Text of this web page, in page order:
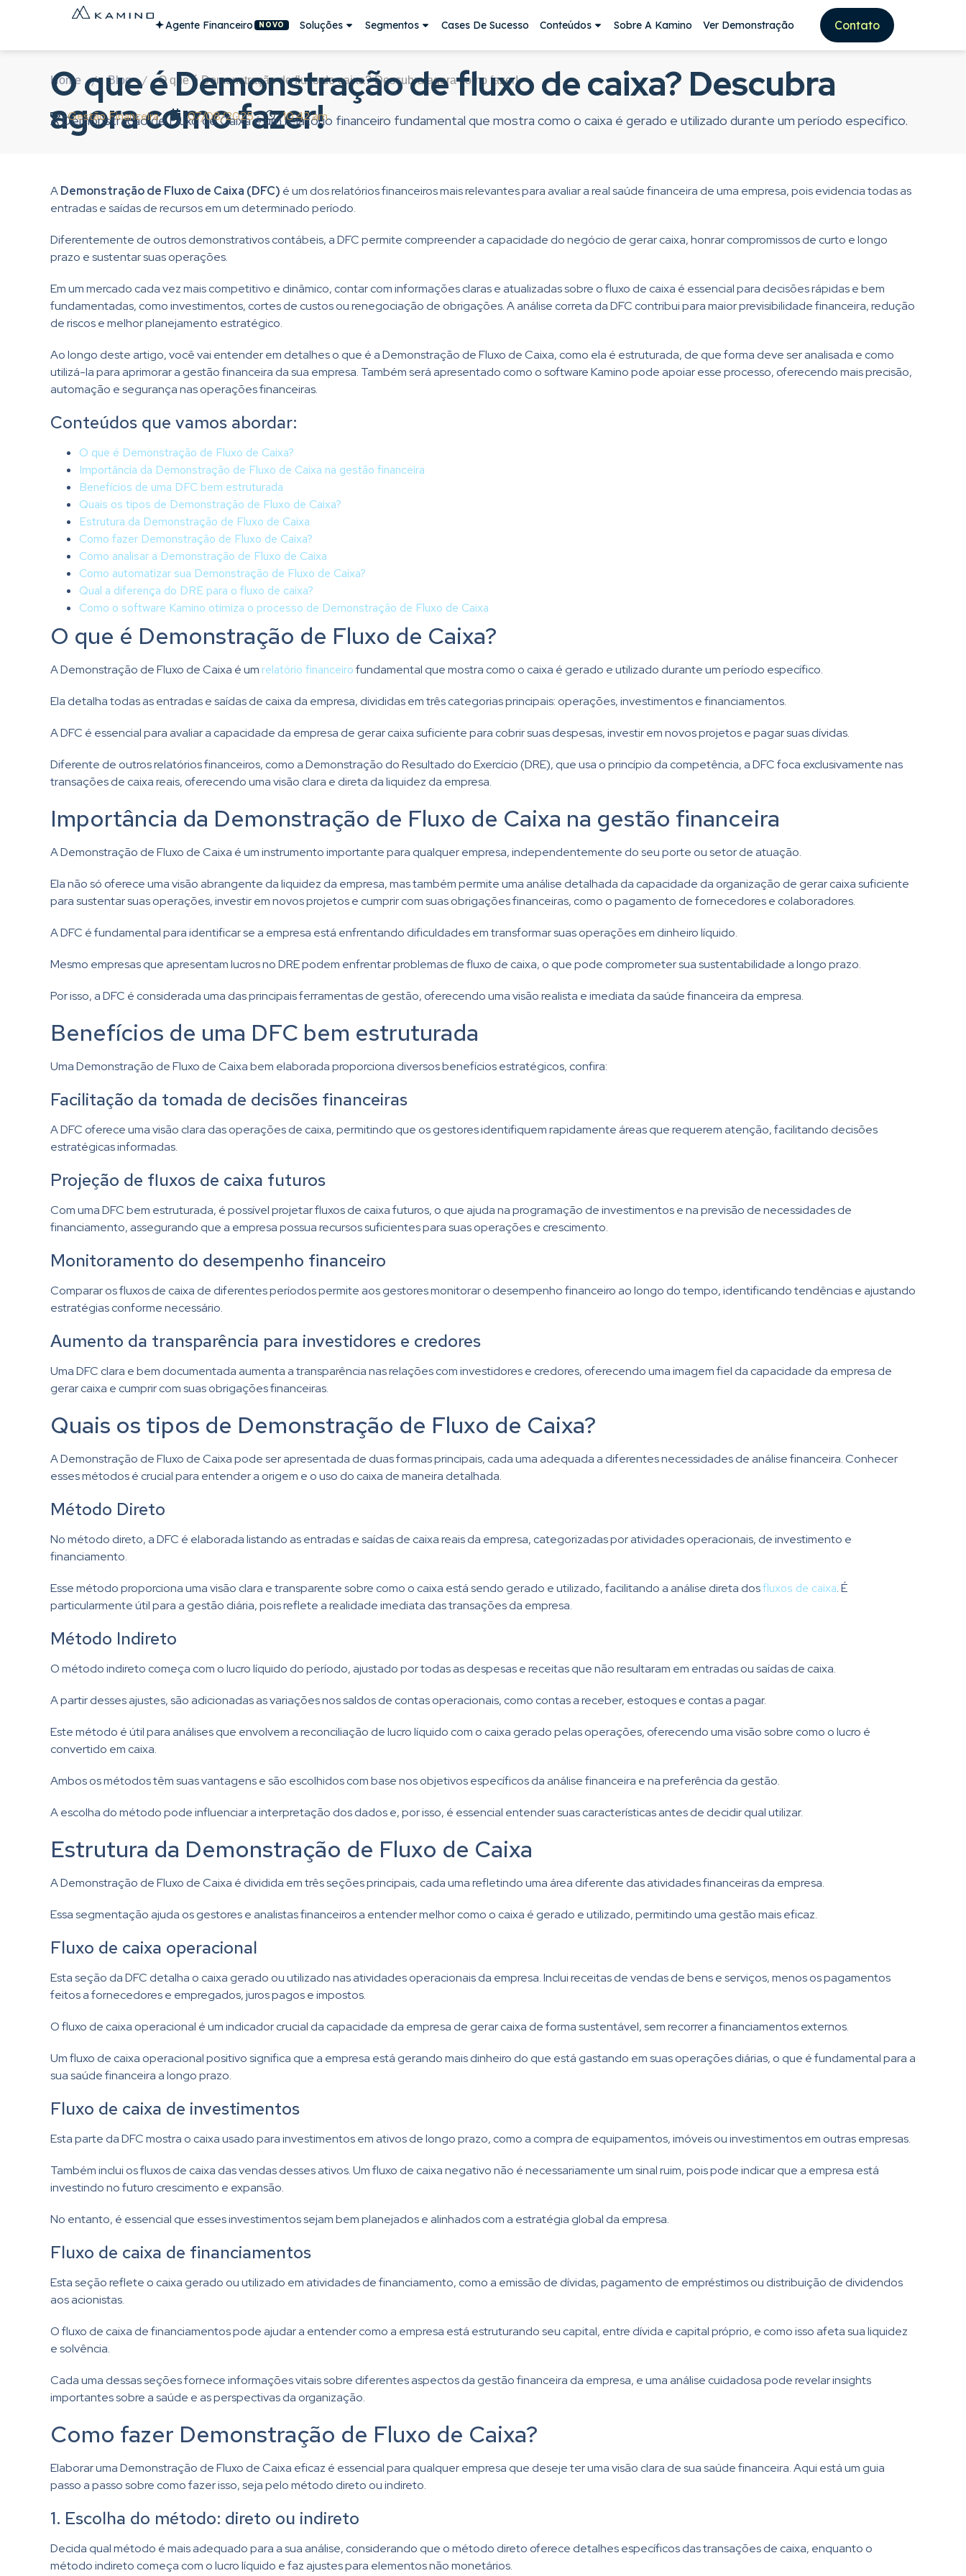
Agente Financeiro NOVO Soluções Segmentos Cases De Sucesso Conteúdos Sobre A Kamino Ver Demonstração Contato
Home / Blog / O que é Demonstração de fluxo de caixa? Descubra agora como fazer!
O que é Demonstração de fluxo de caixa? Descubra
agora como fazer!
A Demonstração de Fluxo de Caixa é um relatório financeiro fundamental que mostra como o caixa é gerado e utilizado durante um período específico.
Gestão Financeira 07/08/2025 10:42 am
ADemonstração de Fluxo de Caixa (DFC) é um dos relatórios financeiros mais relevantes para avaliar a real saúde financeira de uma empresa, pois evidencia todas as
entradas e saídas de recursos em um determinado período.
Diferentemente de outros demonstrativos contábeis, a DFC permite compreender a capacidade do negócio de gerar caixa, honrar compromissos de curto e longo
prazo e sustentar suas operações.
Em um mercado cada vez mais competitivo e dinâmico, contar com informações claras e atualizadas sobre o fluxo de caixa é essencial para decisões rápidas e bem
fundamentadas, como investimentos, cortes de custos ou renegociação de obrigações. A análise correta da DFC contribui para maior previsibilidade financeira, redução
de riscos e melhor planejamento estratégico.
Ao longo deste artigo, você vai entender em detalhes o que é a Demonstração de Fluxo de Caixa, como ela é estruturada, de que forma deve ser analisada e como
utilizá-la para aprimorar a gestão financeira da sua empresa. Também será apresentado como o software Kamino pode apoiar esse processo, oferecendo mais precisão,
automação e segurança nas operações financeiras.
Conteúdos que vamos abordar:
O que é Demonstração de Fluxo de Caixa?
Importância da Demonstração de Fluxo de Caixa na gestão financeira
Benefícios de uma DFC bem estruturada
Quais os tipos de Demonstração de Fluxo de Caixa?
Estrutura da Demonstração de Fluxo de Caixa
Como fazer Demonstração de Fluxo de Caixa?
Como analisar a Demonstração de Fluxo de Caixa
Como automatizar sua Demonstração de Fluxo de Caixa?
Qual a diferença do DRE para o fluxo de caixa?
Como o software Kamino otimiza o processo de Demonstração de Fluxo de Caixa
O que é Demonstração de Fluxo de Caixa?
A Demonstração de Fluxo de Caixa é um relatório financeirofundamental que mostra como o caixa é gerado e utilizado durante um período específico.
Ela detalha todas as entradas e saídas de caixa da empresa, divididas em três categorias principais: operações, investimentos e financiamentos.
A DFC é essencial para avaliar a capacidade da empresa de gerar caixa suficiente para cobrir suas despesas, investir em novos projetos e pagar suas dívidas.
Diferente de outros relatórios financeiros, como a Demonstração do Resultado do Exercício (DRE), que usa o princípio da competência, a DFC foca exclusivamente nas
transações de caixa reais, oferecendo uma visão clara e direta da liquidez da empresa.
Importância da Demonstração de Fluxo de Caixa na gestão financeira
A Demonstração de Fluxo de Caixa é um instrumento importante para qualquer empresa, independentemente do seu porte ou setor de atuação.
Ela não só oferece uma visão abrangente da liquidez da empresa, mas também permite uma análise detalhada da capacidade da organização de gerar caixa suficiente
para sustentar suas operações, investir em novos projetos e cumprir com suas obrigações financeiras, como o pagamento de fornecedores e colaboradores.
A DFC é fundamental para identificar se a empresa está enfrentando dificuldades em transformar suas operações em dinheiro líquido.
Mesmo empresas que apresentam lucros no DRE podem enfrentar problemas de fluxo de caixa, o que pode comprometer sua sustentabilidade a longo prazo.
Por isso, a DFC é considerada uma das principais ferramentas de gestão, oferecendo uma visão realista e imediata da saúde financeira da empresa.
Benefícios de uma DFC bem estruturada
Uma Demonstração de Fluxo de Caixa bem elaborada proporciona diversos benefícios estratégicos, confira:
Facilitação da tomada de decisões financeiras
A DFC oferece uma visão clara das operações de caixa, permitindo que os gestores identifiquem rapidamente áreas que requerem atenção, facilitando decisões
estratégicas informadas.
Projeção de fluxos de caixa futuros
Com uma DFC bem estruturada, é possível projetar fluxos de caixa futuros, o que ajuda na programação de investimentos e na previsão de necessidades de
financiamento, assegurando que a empresa possua recursos suficientes para suas operações e crescimento.
Monitoramento do desempenho financeiro
Comparar os fluxos de caixa de diferentes períodos permite aos gestores monitorar o desempenho financeiro ao longo do tempo, identificando tendências e ajustando
estratégias conforme necessário.
Aumento da transparência para investidores e credores
Uma DFC clara e bem documentada aumenta a transparência nas relações com investidores e credores, oferecendo uma imagem fiel da capacidade da empresa de
gerar caixa e cumprir com suas obrigações financeiras.
Quais os tipos de Demonstração de Fluxo de Caixa?
A Demonstração de Fluxo de Caixa pode ser apresentada de duas formas principais, cada uma adequada a diferentes necessidades de análise financeira. Conhecer
esses métodos é crucial para entender a origem e o uso do caixa de maneira detalhada.
Método Direto
No método direto, a DFC é elaborada listando as entradas e saídas de caixa reais da empresa, categorizadas por atividades operacionais, de investimento e
financiamento.
Esse método proporciona uma visão clara e transparente sobre como o caixa está sendo gerado e utilizado, facilitando a análise direta dosfluxos de caixa. É
particularmente útil para a gestão diária, pois reflete a realidade imediata das transações da empresa.
Método Indireto
O método indireto começa com o lucro líquido do período, ajustado por todas as despesas e receitas que não resultaram em entradas ou saídas de caixa.
A partir desses ajustes, são adicionadas as variações nos saldos de contas operacionais, como contas a receber, estoques e contas a pagar.
Este método é útil para análises que envolvem a reconciliação de lucro líquido com o caixa gerado pelas operações, oferecendo uma visão sobre como o lucro é
convertido em caixa.
Ambos os métodos têm suas vantagens e são escolhidos com base nos objetivos específicos da análise financeira e na preferência da gestão.
A escolha do método pode influenciar a interpretação dos dados e, por isso, é essencial entender suas características antes de decidir qual utilizar.
Estrutura da Demonstração de Fluxo de Caixa
A Demonstração de Fluxo de Caixa é dividida em três seções principais, cada uma refletindo uma área diferente das atividades financeiras da empresa.
Essa segmentação ajuda os gestores e analistas financeiros a entender melhor como o caixa é gerado e utilizado, permitindo uma gestão mais eficaz.
Fluxo de caixa operacional
Esta seção da DFC detalha o caixa gerado ou utilizado nas atividades operacionais da empresa. Inclui receitas de vendas de bens e serviços, menos os pagamentos
feitos a fornecedores e empregados, juros pagos e impostos.
O fluxo de caixa operacional é um indicador crucial da capacidade da empresa de gerar caixa de forma sustentável, sem recorrer a financiamentos externos.
Um fluxo de caixa operacional positivo significa que a empresa está gerando mais dinheiro do que está gastando em suas operações diárias, o que é fundamental para a
sua saúde financeira a longo prazo.
Fluxo de caixa de investimentos
Esta parte da DFC mostra o caixa usado para investimentos em ativos de longo prazo, como a compra de equipamentos, imóveis ou investimentos em outras empresas.
Também inclui os fluxos de caixa das vendas desses ativos. Um fluxo de caixa negativo não é necessariamente um sinal ruim, pois pode indicar que a empresa está
investindo no futuro crescimento e expansão.
No entanto, é essencial que esses investimentos sejam bem planejados e alinhados com a estratégia global da empresa.
Fluxo de caixa de financiamentos
Esta seção reflete o caixa gerado ou utilizado em atividades de financiamento, como a emissão de dívidas, pagamento de empréstimos ou distribuição de dividendos
aos acionistas.
O fluxo de caixa de financiamentos pode ajudar a entender como a empresa está estruturando seu capital, entre dívida e capital próprio, e como isso afeta sua liquidez
e solvência.
Cada uma dessas seções fornece informações vitais sobre diferentes aspectos da gestão financeira da empresa, e uma análise cuidadosa pode revelar insights
importantes sobre a saúde e as perspectivas da organização.
Como fazer Demonstração de Fluxo de Caixa?
Elaborar uma Demonstração de Fluxo de Caixa eficaz é essencial para qualquer empresa que deseje ter uma visão clara de sua saúde financeira. Aqui está um guia
passo a passo sobre como fazer isso, seja pelo método direto ou indireto.
1. Escolha do método: direto ou indireto
Decida qual método é mais adequado para a sua análise, considerando que o método direto oferece detalhes específicos das transações de caixa, enquanto o
método indireto começa com o lucro líquido e faz ajustes para elementos não monetários.